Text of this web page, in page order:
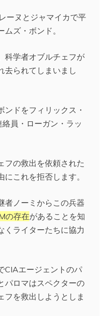
ーヌとジャマイカで平
ズ・ボンド。
科学者オブルチェフが
去られてしまいまし
ンドをフィリックス・
員・ローガン・ラッ
フの救出を依頼された
これを拒否します。
者ノーミからこの兵器
の存在があることを知
くライターたちに協力
CIAエージェントのパ
パロマはスペクターの
フを救出しようとしま